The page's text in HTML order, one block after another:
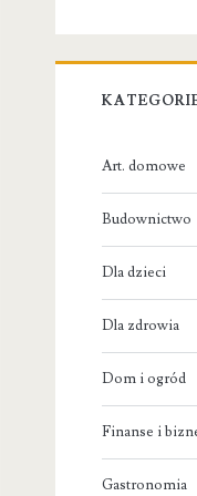
Art. domowe
Budownictwo
Dla dzieci
Dla zdrowia
Dom i ogród
Finanse i
Gastronomia